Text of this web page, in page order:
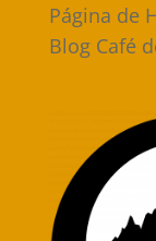
Página de
Blog Café